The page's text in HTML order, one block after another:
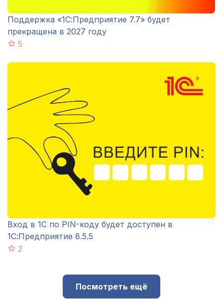
Поддержка «1С:Предприятие 7.7» будет
прекращена в 2027 году
5
Вход в 1С по PIN-коду будет доступен в
1С:Предприятие 8.5.5
2
Посмотреть ещё